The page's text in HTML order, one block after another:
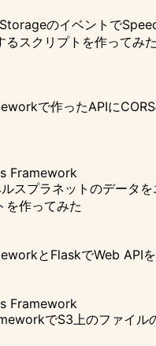
のイベントで
るスクリプトを作ってみた
で作ったAPIに
Framework
スプラネットのデータを
を作ってみた
とFlaskでWeb API
Framework
でS3上のファイル